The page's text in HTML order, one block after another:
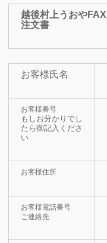
越後村上うおやFAX
注文書
お客様氏名
お客様番号
もしお分かりでし
たら御記入くださ
い
お客様住所
お客様電話番号
ご連絡先